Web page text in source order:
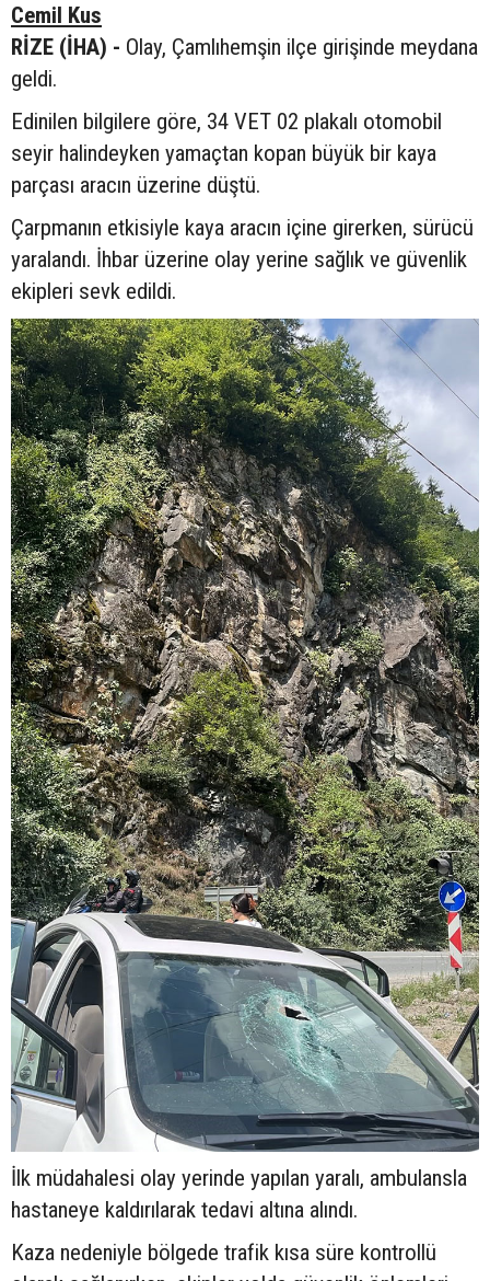
Cemil Kus
RİZE (İHA) - Olay, Çamlıhemşin ilçe girişinde meydana
geldi.
Edinilen bilgilere göre, 34 VET 02 plakalı otomobil
seyir halindeyken yamaçtan kopan büyük bir kaya
parçası aracın üzerine düştü.
Çarpmanın etkisiyle kaya aracın içine girerken, sürücü
yaralandı. İhbar üzerine olay yerine sağlık ve güvenlik
ekipleri sevk edildi.
İlk müdahalesi olay yerinde yapılan yaralı, ambulansla
hastaneye kaldırılarak tedavi altına alındı.
Kaza nedeniyle bölgede trafik kısa süre kontrollü